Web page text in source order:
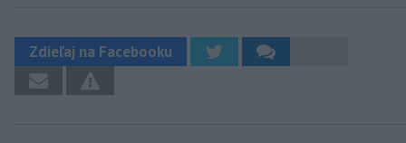
Zdieľaj na Facebooku